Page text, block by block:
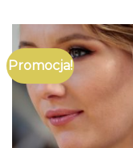
Promocja!